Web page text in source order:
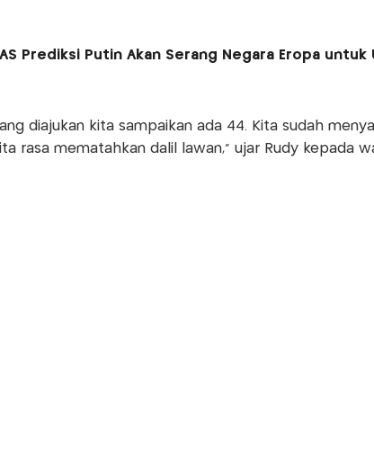
Prediksi Putin Akan Serang Negara Eropa untuk
diajukan kita sampaikan ada 44. Kita sudah
rasa mematahkan dalil lawan," ujar Rudy kepada